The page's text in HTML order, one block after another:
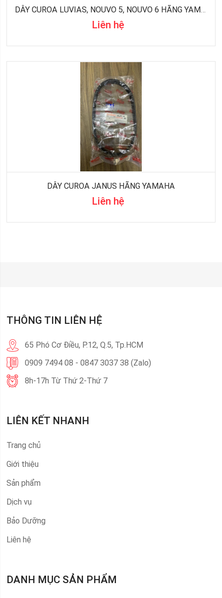
DÂY CUROA LUVIAS, NOUVO 5, NOUVO 6 HÃNG YAMAHA
Liên hệ
DÂY CUROA JANUS HÃNG YAMAHA
Liên hệ
THÔNG TIN LIÊN HỆ
65 Phó Cơ Điều, P.12, Q.5, Tp.HCM
0909 7494 08 - 0847 3037 38 (Zalo)
8h-17h Từ Thứ 2-Thứ 7
LIÊN KẾT NHANH
Trang chủ
Giới thiệu
Sản phẩm
Dịch vụ
Bảo Dưỡng
Liên hệ
DANH MỤC SẢN PHẨM